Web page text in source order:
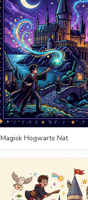
Magisk Hogwarts Nat